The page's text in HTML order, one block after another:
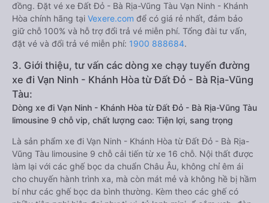
đồng. Đặt vé xe Đất Đỏ - Bà Rịa-Vũng Tàu Vạn Ninh - Khánh
Hòa chính hãng tại Vexere.com để có giá rẻ nhất, đảm bảo
giữ chỗ 100% và hỗ trợ đổi trả vé miễn phí. Tổng đài tư vấn,
đặt vé và đổi trả vé miễn phí: 1900 888684.
3. Giới thiệu, tư vấn các dòng xe chạy tuyến đường
xe đi Vạn Ninh - Khánh Hòa từ Đất Đỏ - Bà Rịa-Vũng
Tàu:
Dòng xe đi Vạn Ninh - Khánh Hòa từ Đất Đỏ - Bà Rịa-Vũng Tàu
limousine 9 chỗ vip, chất lượng cao: Tiện lợi, sang trọng
Là sản phẩm xe đi Vạn Ninh - Khánh Hòa từ Đất Đỏ - Bà Rịa-
Vũng Tàu limousine 9 chỗ cải tiến từ xe 16 chỗ. Nội thất được
làm lại với các ghế bọc da chuẩn Châu Âu, không chỉ êm ái
cho chuyến hành trình xa, mà còn mát mẻ và không hề bị hầm
bí như các ghế bọc da bình thường. Kèm theo các ghế có